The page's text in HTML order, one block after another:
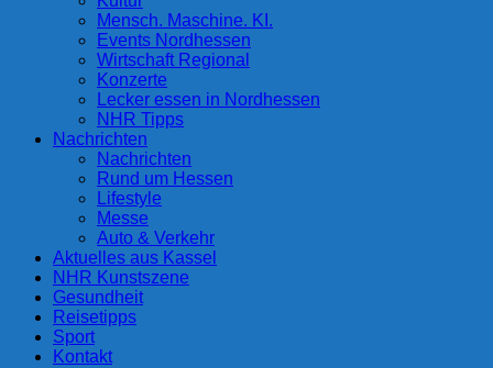
Mensch. Maschine. KI.
Events Nordhessen
Wirtschaft Regional
Konzerte
Lecker essen in Nordhessen
NHR Tipps
Nachrichten
Nachrichten
Rund um Hessen
Lifestyle
Messe
Auto & Verkehr
Aktuelles aus Kassel
NHR Kunstszene
Gesundheit
Reisetipps
Sport
Kontakt